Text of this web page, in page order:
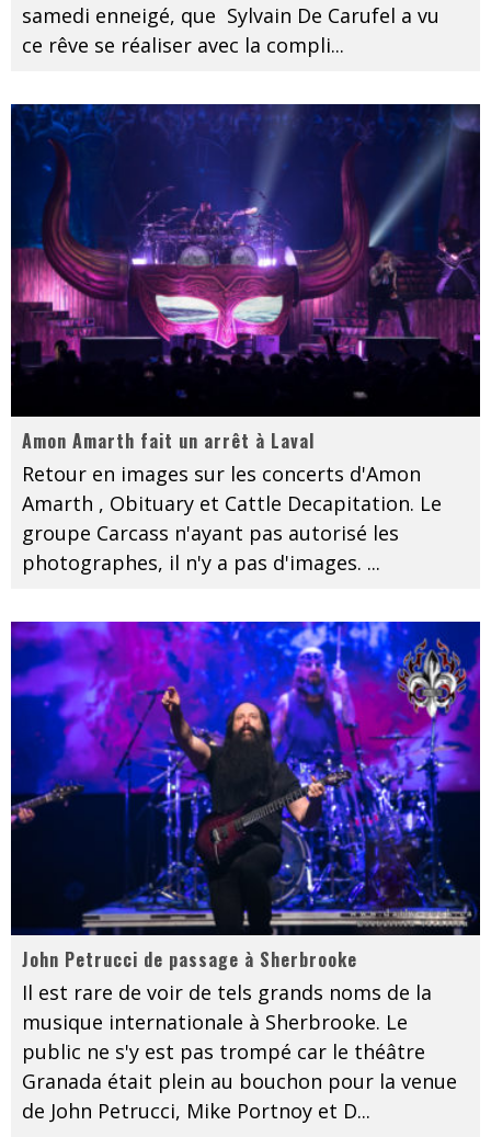
samedi enneigé, que Sylvain De Carufel a vu
ce rêve se réaliser avec la compli...
Amon Amarth fait un arrêt à Laval
Retour en images sur les concerts d'Amon
Amarth , Obituary et Cattle Decapitation. Le
groupe Carcass n'ayant pas autorisé les
photographes, il n'y a pas d'images. ...
John Petrucci de passage à Sherbrooke
Il est rare de voir de tels grands noms de la
musique internationale à Sherbrooke. Le
public ne s'y est pas trompé car le théâtre
Granada était plein au bouchon pour la venue
de John Petrucci, Mike Portnoy et D...